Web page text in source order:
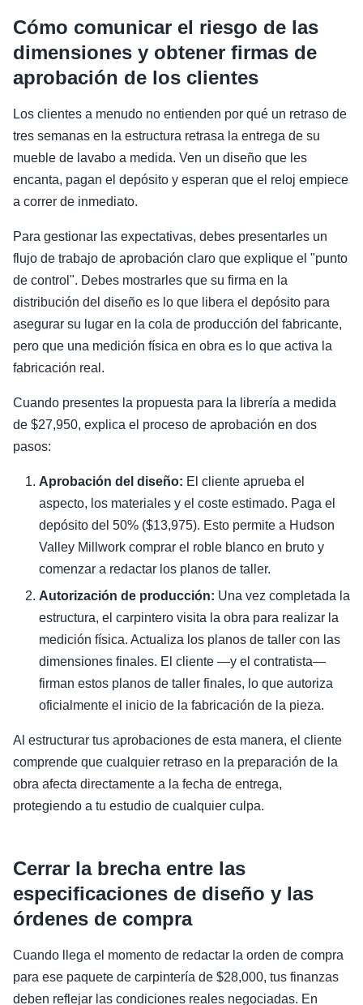
Cómo comunicar el riesgo de las
dimensiones y obtener firmas de
aprobación de los clientes
Los clientes a menudo no entienden por qué un retraso de
tres semanas en la estructura retrasa la entrega de su
mueble de lavabo a medida. Ven un diseño que les
encanta, pagan el depósito y esperan que el reloj empiece
a correr de inmediato.
Para gestionar las expectativas, debes presentarles un
flujo de trabajo de aprobación claro que explique el "punto
de control". Debes mostrarles que su firma en la
distribución del diseño es lo que libera el depósito para
asegurar su lugar en la cola de producción del fabricante,
pero que una medición física en obra es lo que activa la
fabricación real.
Cuando presentes la propuesta para la librería a medida
de $27,950, explica el proceso de aprobación en dos
pasos:
Aprobación del diseño: El cliente aprueba el
aspecto, los materiales y el coste estimado. Paga el
depósito del 50% ($13,975). Esto permite a Hudson
Valley Millwork comprar el roble blanco en bruto y
comenzar a redactar los planos de taller.
Autorización de producción: Una vez completada la
estructura, el carpintero visita la obra para realizar la
medición física. Actualiza los planos de taller con las
dimensiones finales. El cliente —y el contratista—
firman estos planos de taller finales, lo que autoriza
oficialmente el inicio de la fabricación de la pieza.
Al estructurar tus aprobaciones de esta manera, el cliente
comprende que cualquier retraso en la preparación de la
obra afecta directamente a la fecha de entrega,
protegiendo a tu estudio de cualquier culpa.
Cerrar la brecha entre las
especificaciones de diseño y las
órdenes de compra
Cuando llega el momento de redactar la orden de compra
para ese paquete de carpintería de $28,000, tus finanzas
deben reflejar las condiciones reales negociadas. En